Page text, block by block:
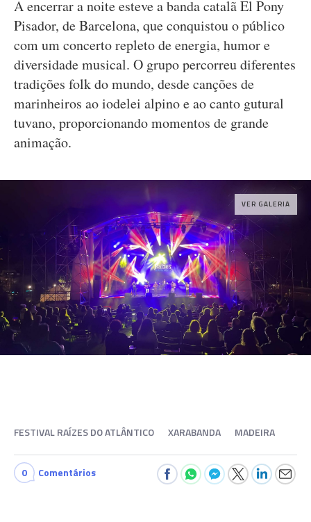
A encerrar a noite esteve a banda catalã El Pony
Pisador, de Barcelona, que conquistou o público
com um concerto repleto de energia, humor e
diversidade musical. O grupo percorreu diferentes
tradições folk do mundo, desde canções de
marinheiros ao iodelei alpino e ao canto gutural
tuvano, proporcionando momentos de grande
animação.
VER GALERIA
FESTIVAL RAÍZES DO ATLÂNTICO XARABANDA MADEIRA
0 Comentários